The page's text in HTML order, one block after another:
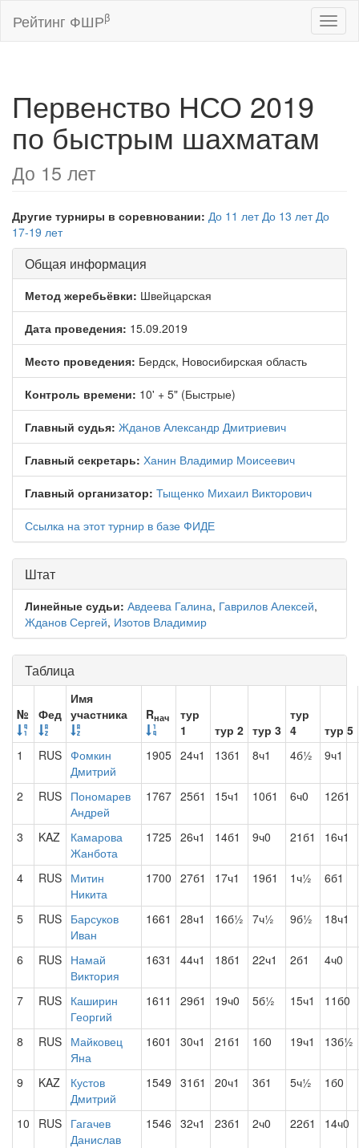
Рейтинг ФШРβ
Первенство НСО 2019
по быстрым шахматам
До 15 лет
Другие турниры в соревновании: До 11 лет До 13 лет До
17-19 лет
Общая информация
Метод жеребьёвки: Швейцарская
Дата проведения: 15.09.2019
Место проведения: Бердск, Новосибирская область
Контроль времени: 10' + 5" (Быстрые)
Главный судья: Жданов Александр Дмитриевич
Главный секретарь: Ханин Владимир Моисеевич
Главный организатор: Тыщенко Михаил Викторович
Ссылка на этот турнир в базе ФИДЕ
Штат
Линейные судьи: Авдеева Галина, Гаврилов Алексей,
Жданов Сергей, Изотов Владимир
Таблица
№ Фед
Имя
участника
Rнач
тур
1
тур 2 тур 3
тур
4
тур 5
1
RUS Фомкин
Дмитрий
1905 24ч1 13б1 8ч1 4б½ 9ч1
2 RUS Пономарев
Андрей
1767 25б1 15ч1 10б1 6ч0 12б1
3 KAZ
Камарова
Жанбота
1725 26ч1 14б1 9ч0 21б1 16ч1
4 RUS Митин
Никита
1700 27б1 17ч1 19б1 1ч½ 6б1
5 RUS Барсуков
Иван
1661 28ч1 16б½ 7ч½ 9б½ 18ч1
6 RUS Намай
Виктория
1631 44ч1 18б1 22ч1 2б1 4ч0
7 RUS Каширин
Георгий
1611 29б1 19ч0 5б½ 15ч1 11б0
8 RUS Майковец
Яна
1601 30ч1 21б1 1б0 19ч1 13б½
9 KAZ
Кустов
Дмитрий
1549 31б1 20ч1 3б1 5ч½ 1б0
10 RUS Гагачев
Данислав
1546 32ч1 23б1 2ч0 22б1 14ч0